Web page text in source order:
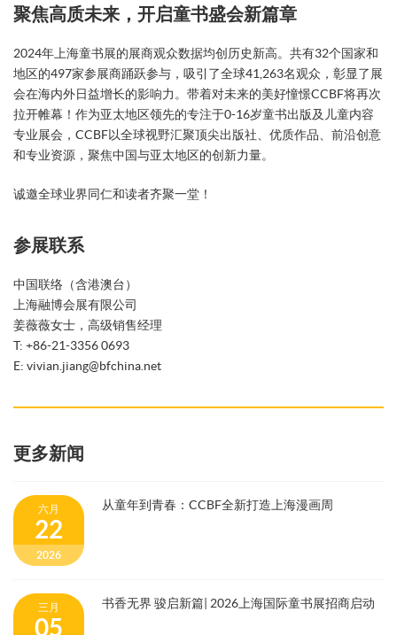
聚焦高质未来，开启童书盛会新篇章
2024年上海童书展的展商观众数据均创历史新高。共有32个国家和
地区的497家参展商踊跃参与，吸引了全球41,263名观众，彰显了展
会在海内外日益增长的影响力。带着对未来的美好憧憬CCBF将再次
拉开帷幕！作为亚太地区领先的专注于0-16岁童书出版及儿童内容
专业展会，CCBF以全球视野汇聚顶尖出版社、优质作品、前沿创意
和专业资源，聚焦中国与亚太地区的创新力量。
诚邀全球业界同仁和读者齐聚一堂！
参展联系
中国联络（含港澳台）
上海融博会展有限公司
姜薇薇女士，高级销售经理
T: +86-21-3356 0693
E: vivian.jiang@bfchina.net
更多新闻
六月
22
2026
从童年到青春：CCBF全新打造上海漫画周
三月
05
书香无界 骏启新篇| 2026上海国际童书展招商启动